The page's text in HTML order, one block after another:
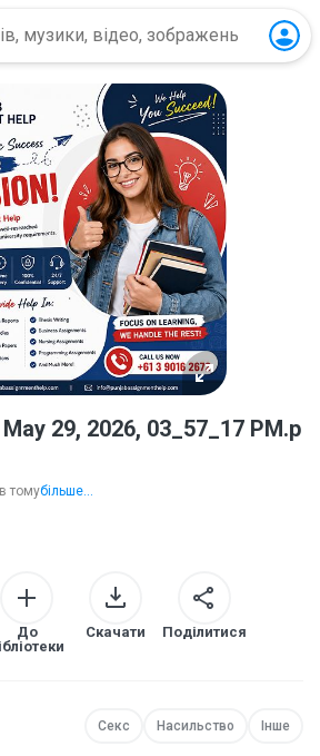
29, 2026, 03_57_17 PM.p
томубільше...
До
Скачати Поділитися
Секс Насильство Інше